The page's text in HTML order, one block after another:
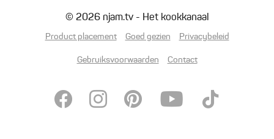
© 2026 njam.tv - Het kookkanaal
Product placement Goed gezien Privacybeleid
Gebruiksvoorwaarden Contact